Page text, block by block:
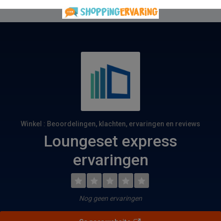
Winkel : Beoordelingen, klachten, ervaringen en reviews
Loungeset express
ervaringen
Nog geen ervaringen